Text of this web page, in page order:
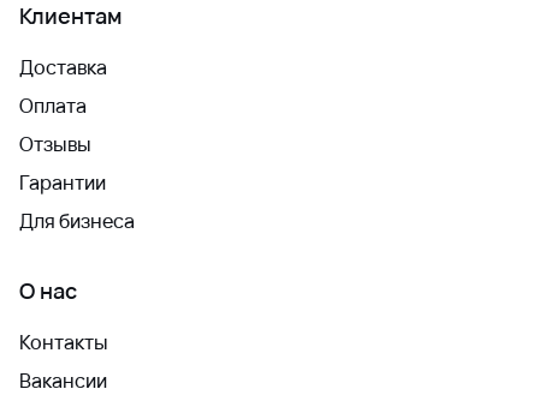
Клиентам
Доставка
Оплата
Отзывы
Гарантии
Для бизнеса
О нас
Контакты
Вакансии